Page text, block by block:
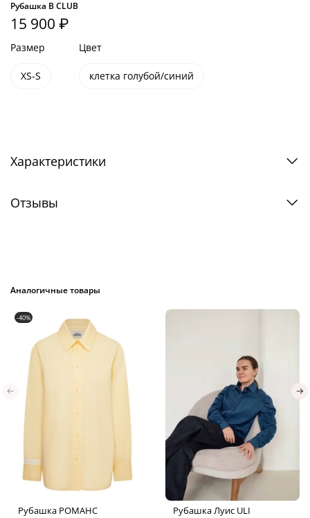
Рубашка B CLUB
15 900 ₽
Размер
XS-S
Цвет
клетка голубой/синий
Характеристики
Отзывы
Аналогичные товары
-40%
Рубашка РОМАНС Рубашка Луис ULI